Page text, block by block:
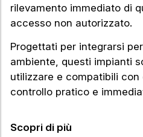
rilevamento immediato di
accesso non autorizzato.
Progettati per integrarsi
ambiente, questi impianti
utilizzare e compatibili
controllo pratico e
Scopri di più